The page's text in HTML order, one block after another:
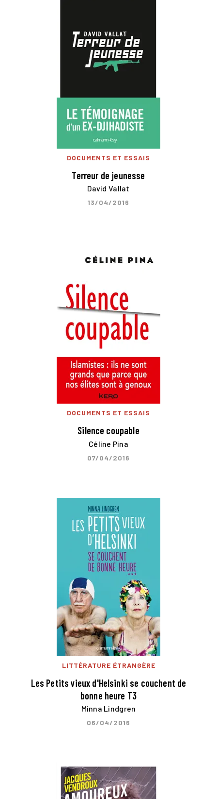
DOCUMENTS ET ESSAIS
Terreur de jeunesse
David Vallat
13/04/2016
DOCUMENTS ET ESSAIS
Silence coupable
Céline Pina
07/04/2016
LITTÉRATURE ÉTRANGÈRE
Les Petits vieux d'Helsinki se couchent de
bonne heure T3
Minna Lindgren
06/04/2016